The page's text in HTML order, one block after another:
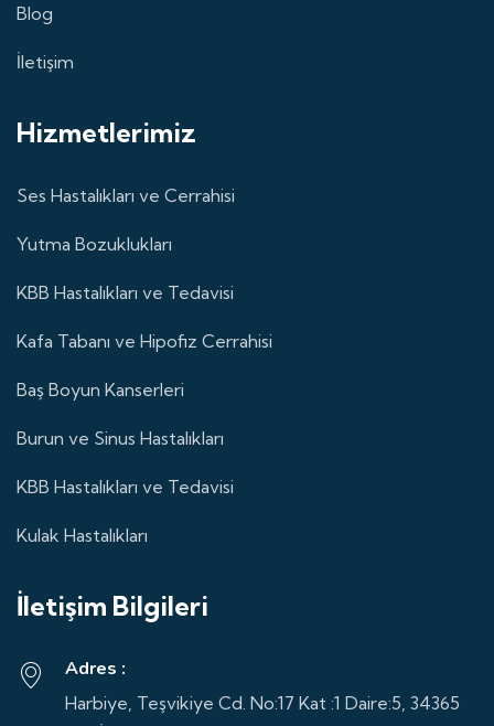
Blog
İletişim
Hizmetlerimiz
Ses Hastalıkları ve Cerrahisi
Yutma Bozuklukları
KBB Hastalıkları ve Tedavisi
Kafa Tabanı ve Hipofiz Cerrahisi
Baş Boyun Kanserleri
Burun ve Sinus Hastalıkları
KBB Hastalıkları ve Tedavisi
Kulak Hastalıkları
İletişim Bilgileri
Adres :
Harbiye, Teşvikiye Cd. No:17 Kat :1 Daire:5, 34365